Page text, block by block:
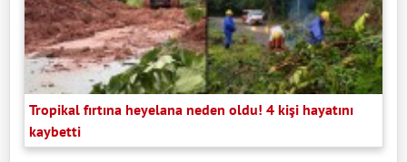
Tropikal fırtına heyelana neden oldu! 4 kişi hayatını
kaybetti